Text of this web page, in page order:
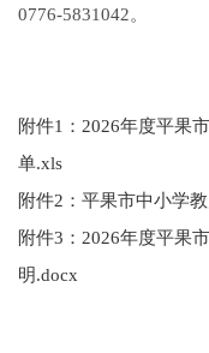
0776-5831042。
附件1：2026年度平果
单.xls
附件2：平果市中小学
附件3：2026年度平果
明.docx